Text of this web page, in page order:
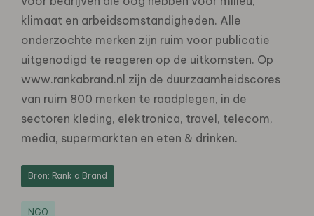
klimaat en arbeidsomstandigheden. Alle
onderzochte merken zijn ruim voor publicatie
uitgenodigd te reageren op de uitkomsten. Op
www.rankabrand.nl zijn de duurzaamheidscores
van ruim 800 merken te raadplegen, in de
sectoren kleding, elektronica, travel, telecom,
media, supermarkten en eten & drinken.
Bron: Rank a Brand
NGO